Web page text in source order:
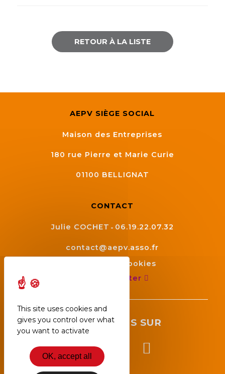
RETOUR À LA LISTE
AEPV SIÈGE SOCIAL
Maison des Entreprises
180 rue Pierre et Marie Curie
01100 BELLIGNAT
CONTACT
Julie COCHET 06.19.22.07.32
contact@aepv.asso.fr
Gestion des cookies
Nous contacter
SUIVEZ NOUS SUR
This site uses cookies and
gives you control over what
you want to activate
OK, accept all